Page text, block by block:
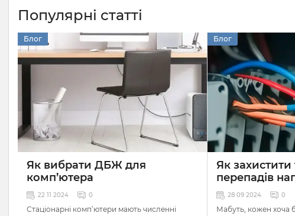
Популярні статті
Блог
Як вибрати ДБЖ для
комп’ютера
22 11 2024 0
Стаціонарні комп’ютери мають численні
Блог
Як захистити
перепадів
28 09 2024 0
Мабуть, кожен хоча б